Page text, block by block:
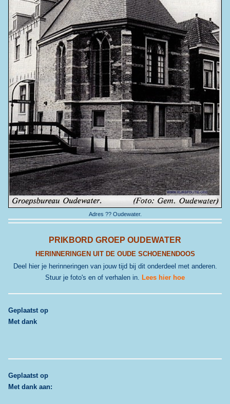
Adres ?? Oudewater.
PRIKBORD GROEP OUDEWATER
HERINNERINGEN UIT DE OUDE SCHOENENDOOS
Deel hier je herinneringen van jouw tijd bij dit onderdeel met anderen.
Stuur je foto's en of verhalen in. Lees hier hoe
Geplaatst op
Met dank
Geplaatst op
Met dank aan: